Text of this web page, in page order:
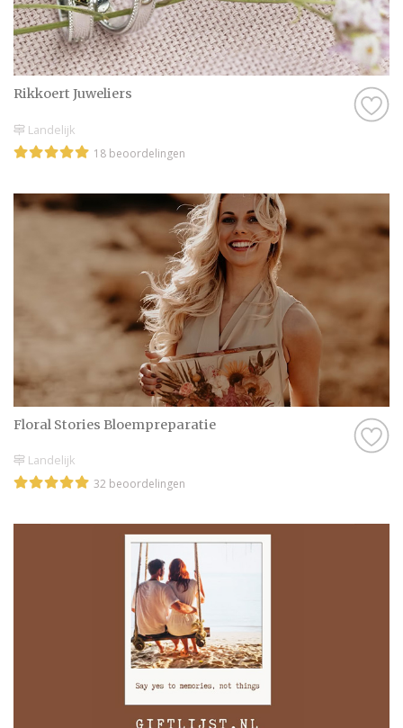
Rikkoert Juweliers
Landelijk
18 beoordelingen
Floral Stories Bloempreparatie
Landelijk
32 beoordelingen